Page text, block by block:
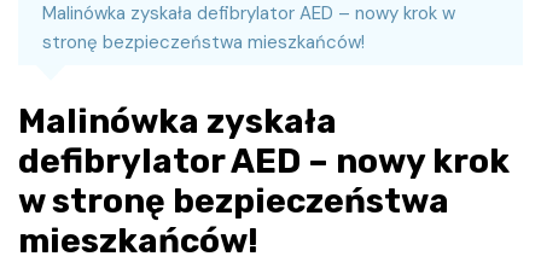
Malinówka zyskała defibrylator AED – nowy krok w
stronę bezpieczeństwa mieszkańców!
Malinówka zyskała
defibrylator AED – nowy krok
w stronę bezpieczeństwa
mieszkańców!